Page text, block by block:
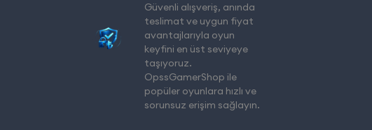
Güvenli alışveriş, anında
teslimat ve uygun fiyat
avantajlarıyla oyun
keyfini en üst seviyeye
taşıyoruz.
OpssGamerShop ile
popüler oyunlara hızlı ve
sorunsuz erişim sağlayın.